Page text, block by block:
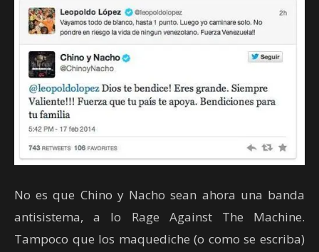
No es que Chino y Nacho sean ahora una banda
antisistema, a lo Rage Against The Machine.
Tampoco que los maquediche (o como se escriba)